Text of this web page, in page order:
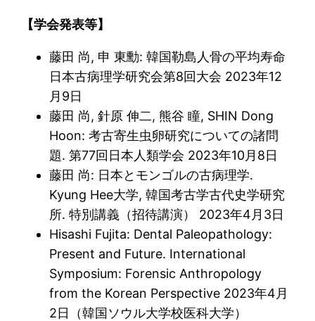
【学会発表等】
藤田 尚, 申 東勳: 韓国勒島人骨の平均寿命
日本古病理学研究会第8回大会 2023年12
月9日
藤田 尚, 針原 伸二, 熊谷 瞳, SHIN Dong
Hoon: 考古寄⽣⾍卵研究についての諸問
題. 第77回日本人類学会 2023年10月8日
藤田 尚: 日本とモンゴルの古病理学.
Kyung Hee大学, 韓国考古学古代史学研究
所. 特別講義（招待講演） 2023年4月3日
Hisashi Fujita: Dental Paleopathology:
Present and Future. International
Symposium: Forensic Anthropology
from the Korean Perspective 2023年4月
2日（韓国ソウル大学校医科大学）